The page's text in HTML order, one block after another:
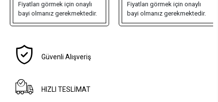
Fiyatları görmek için onaylı
bayi olmanız gerekmektedir.
Fiyatları görmek için onaylı
bayi olmanız gerekmektedir.
Güvenli Alışveriş
HIZLI TESLİMAT